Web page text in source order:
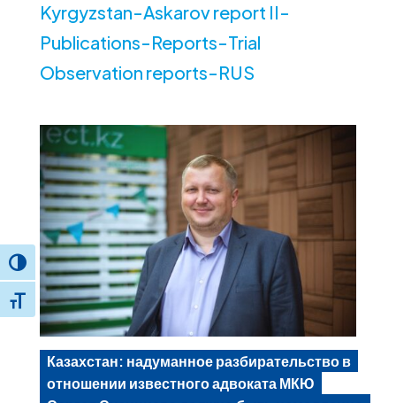
Toggle High Contrast
Toggle Font size
Kyrgyzstan-Askarov report II-
Publications-Reports-Trial
Observation reports-RUS
Казахстан: надуманное разбирательство в
отношении известного адвоката МКЮ